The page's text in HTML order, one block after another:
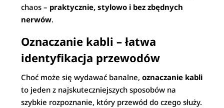
chaos – praktycznie, stylowo i bez zbędnych
nerwów.
Oznaczanie kabli – łatwa
identyfikacja przewodów
Choć może się wydawać banalne,oznaczanie kabli
to jeden z najskuteczniejszych sposobów na
szybkie rozpoznanie, który przewód do czego służy.